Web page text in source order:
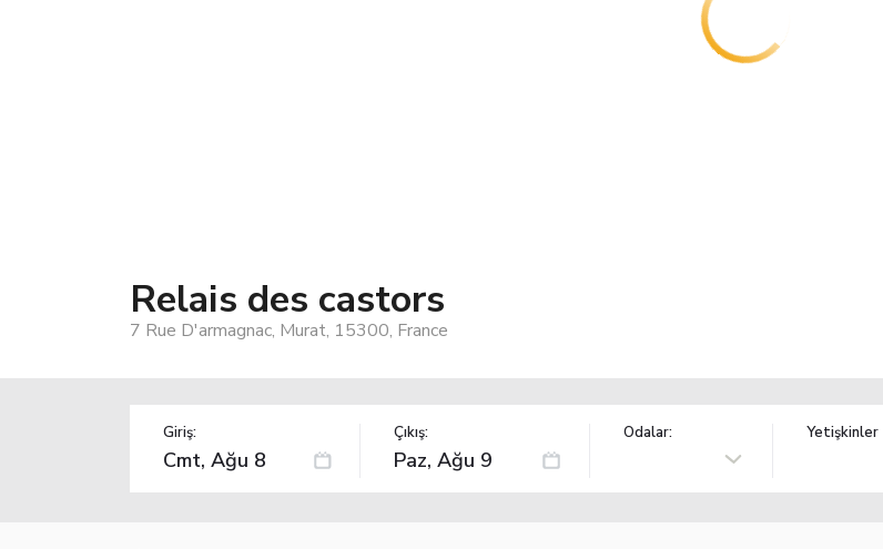
Relais des castors
7 Rue D'armagnac, Murat, 15300, France
Giriş: Çıkış: Odalar: Yetişkinler